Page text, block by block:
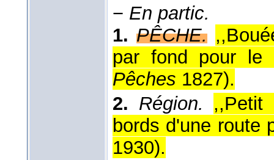
− En partic.
1. PÊCHE.
par fond pour le
Pêches 1827).
2. Région.
,,Petit
bords d'une route
1930).